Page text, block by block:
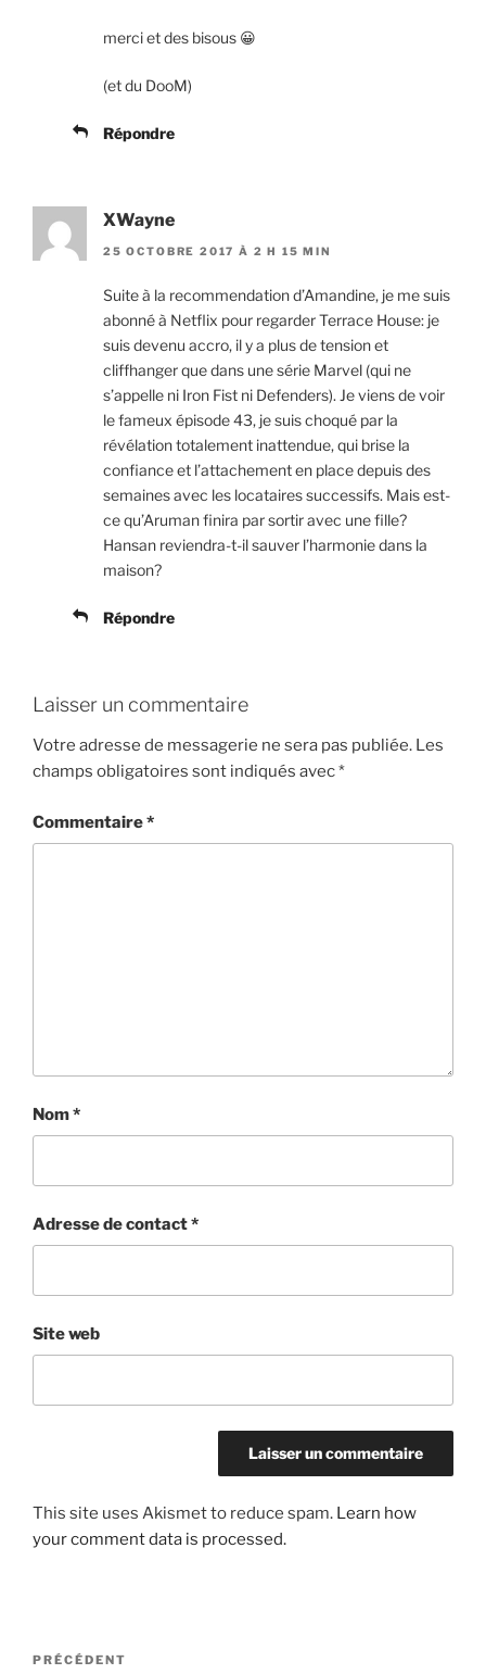
merci et des bisous 😀
(et du DooM)
Répondre
XWayne
25 OCTOBRE 2017 À 2 H 15 MIN
Suite à la recommendation d’Amandine, je me suis
abonné à Netflix pour regarder Terrace House: je
suis devenu accro, il y a plus de tension et
cliffhanger que dans une série Marvel (qui ne
s’appelle ni Iron Fist ni Defenders). Je viens de voir
le fameux épisode 43, je suis choqué par la
révélation totalement inattendue, qui brise la
confiance et l’attachement en place depuis des
semaines avec les locataires successifs. Mais est-
ce qu’Aruman finira par sortir avec une fille?
Hansan reviendra-t-il sauver l’harmonie dans la
maison?
Répondre
Laisser un commentaire
Votre adresse de messagerie ne sera pas publiée. Les
champs obligatoires sont indiqués avec*
Commentaire*
Nom*
Adresse de contact*
Site web
This site uses Akismet to reduce spam. Learn how
your comment data is processed.
Post
Article
PRÉCÉDENT